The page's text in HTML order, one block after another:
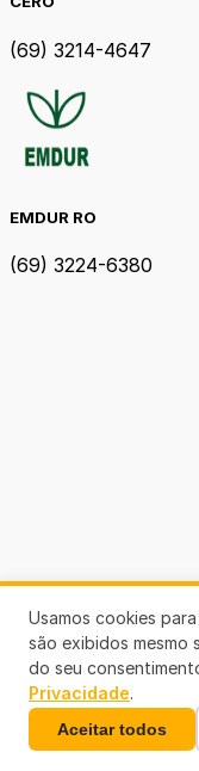
(69) 3214-4647
EMDUR RO
(69) 3224-6380
Usamos cookies
são exibidos
do seu
Privacidade.
Aceitar todos